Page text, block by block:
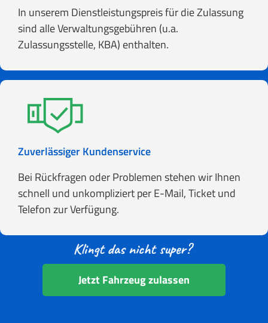
In unserem Dienstleistungspreis für die Zulassung
sind alle Verwaltungsgebühren (u.a.
Zulassungsstelle, KBA) enthalten.
Zuverlässiger Kundenservice
Bei Rückfragen oder Problemen stehen wir Ihnen
schnell und unkompliziert per E-Mail, Ticket und
Telefon zur Verfügung.
Jetzt Fahrzeug zulassen